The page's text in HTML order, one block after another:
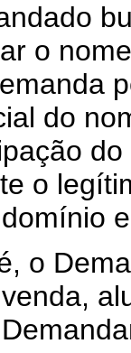
o
do
o
o